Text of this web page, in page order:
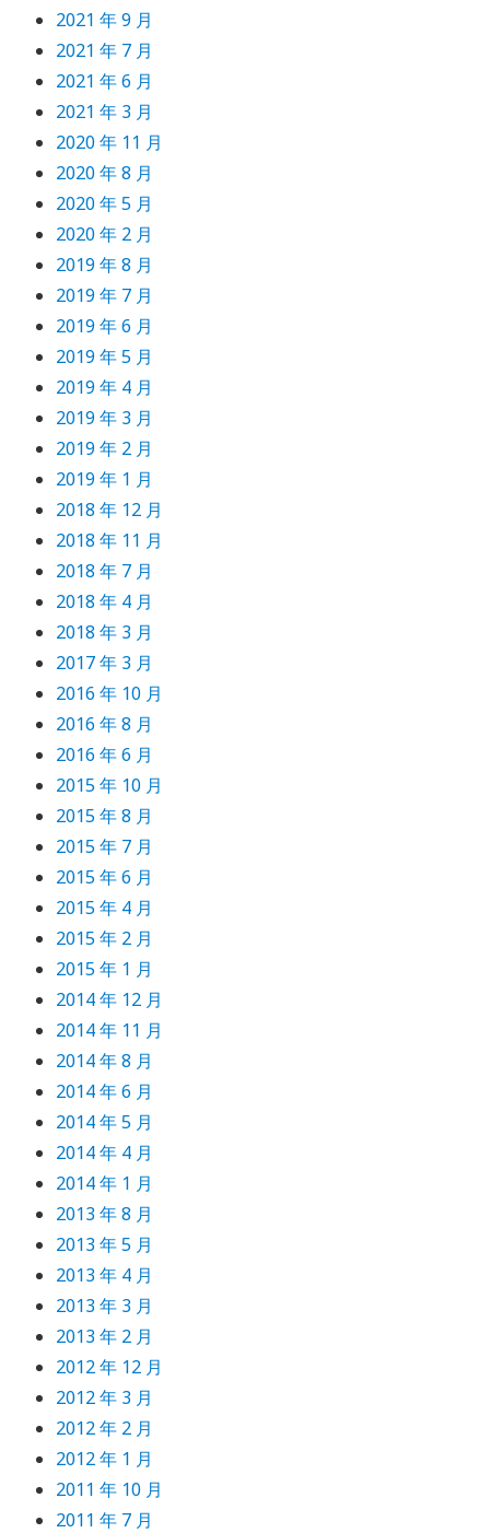
2021 年 9 月
2021 年 7 月
2021 年 6 月
2021 年 3 月
2020 年 11 月
2020 年 8 月
2020 年 5 月
2020 年 2 月
2019 年 8 月
2019 年 7 月
2019 年 6 月
2019 年 5 月
2019 年 4 月
2019 年 3 月
2019 年 2 月
2019 年 1 月
2018 年 12 月
2018 年 11 月
2018 年 7 月
2018 年 4 月
2018 年 3 月
2017 年 3 月
2016 年 10 月
2016 年 8 月
2016 年 6 月
2015 年 10 月
2015 年 8 月
2015 年 7 月
2015 年 6 月
2015 年 4 月
2015 年 2 月
2015 年 1 月
2014 年 12 月
2014 年 11 月
2014 年 8 月
2014 年 6 月
2014 年 5 月
2014 年 4 月
2014 年 1 月
2013 年 8 月
2013 年 5 月
2013 年 4 月
2013 年 3 月
2013 年 2 月
2012 年 12 月
2012 年 3 月
2012 年 2 月
2012 年 1 月
2011 年 10 月
2011 年 7 月